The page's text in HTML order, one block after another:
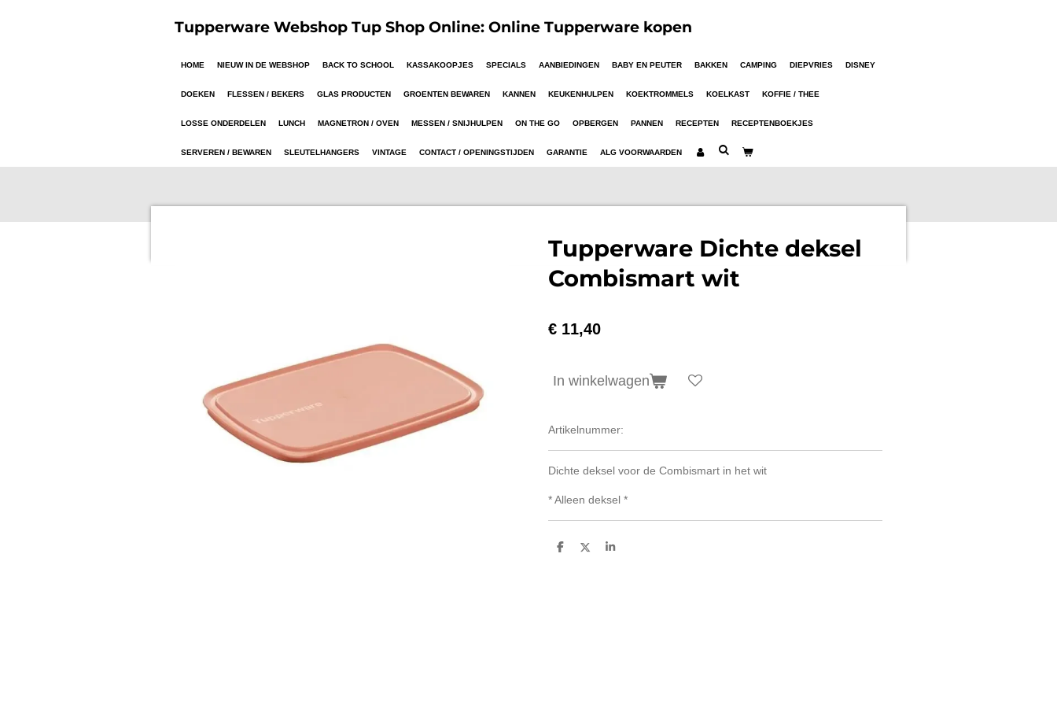
Tupperware Webshop Tup Shop Online: Online Tupperware kopen
HOME NIEUW IN DE WEBSHOP BACK TO SCHOOL KASSAKOOPJES SPECIALS AANBIEDINGEN BABY EN PEUTER BAKKEN CAMPING DIEPVRIES DISNEY
DOEKEN FLESSEN / BEKERS GLAS PRODUCTEN GROENTEN BEWAREN KANNEN KEUKENHULPEN KOEKTROMMELS KOELKAST KOFFIE / THEE
LOSSE ONDERDELEN LUNCH MAGNETRON / OVEN MESSEN / SNIJHULPEN ON THE GO OPBERGEN PANNEN RECEPTEN RECEPTENBOEKJES
SERVEREN / BEWAREN SLEUTELHANGERS VINTAGE CONTACT / OPENINGSTIJDEN GARANTIE ALG VOORWAARDEN
Tupperware Dichte deksel
Combismart wit
€ 11,40
In winkelwagen
Artikelnummer:
Dichte deksel voor de Combismart in het wit
* Alleen deksel *
D
D
S